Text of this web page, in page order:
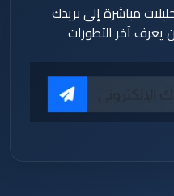
مباشرة إلى بريدك
يعرف آخر التطورات